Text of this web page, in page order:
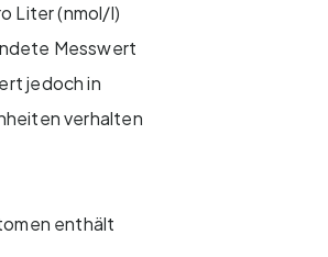
Liter (nmol/l)
Messwert
jedoch in
verhalten
enthält